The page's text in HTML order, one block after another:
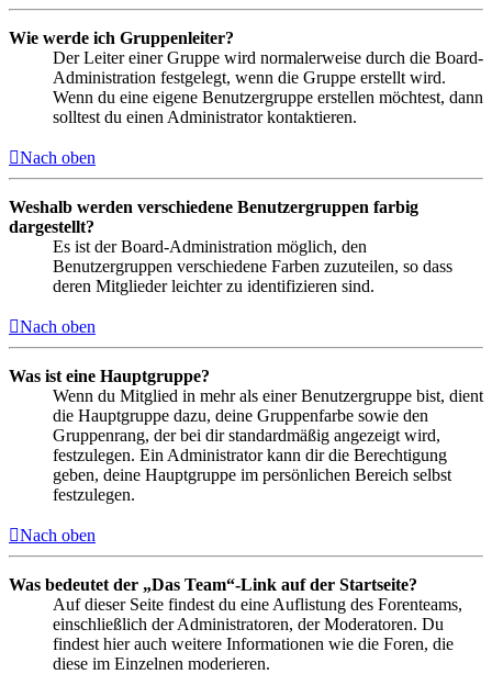
Wie werde ich Gruppenleiter?
Der Leiter einer Gruppe wird normalerweise durch die Board-
Administration festgelegt, wenn die Gruppe erstellt wird.
Wenn du eine eigene Benutzergruppe erstellen möchtest, dann
solltest du einen Administrator kontaktieren.
Nach oben
Weshalb werden verschiedene Benutzergruppen farbig
dargestellt?
Es ist der Board-Administration möglich, den
Benutzergruppen verschiedene Farben zuzuteilen, so dass
deren Mitglieder leichter zu identifizieren sind.
Nach oben
Was ist eine Hauptgruppe?
Wenn du Mitglied in mehr als einer Benutzergruppe bist, dient
die Hauptgruppe dazu, deine Gruppenfarbe sowie den
Gruppenrang, der bei dir standardmäßig angezeigt wird,
festzulegen. Ein Administrator kann dir die Berechtigung
geben, deine Hauptgruppe im persönlichen Bereich selbst
festzulegen.
Nach oben
Was bedeutet der „Das Team“-Link auf der Startseite?
Auf dieser Seite findest du eine Auflistung des Forenteams,
einschließlich der Administratoren, der Moderatoren. Du
findest hier auch weitere Informationen wie die Foren, die
diese im Einzelnen moderieren.